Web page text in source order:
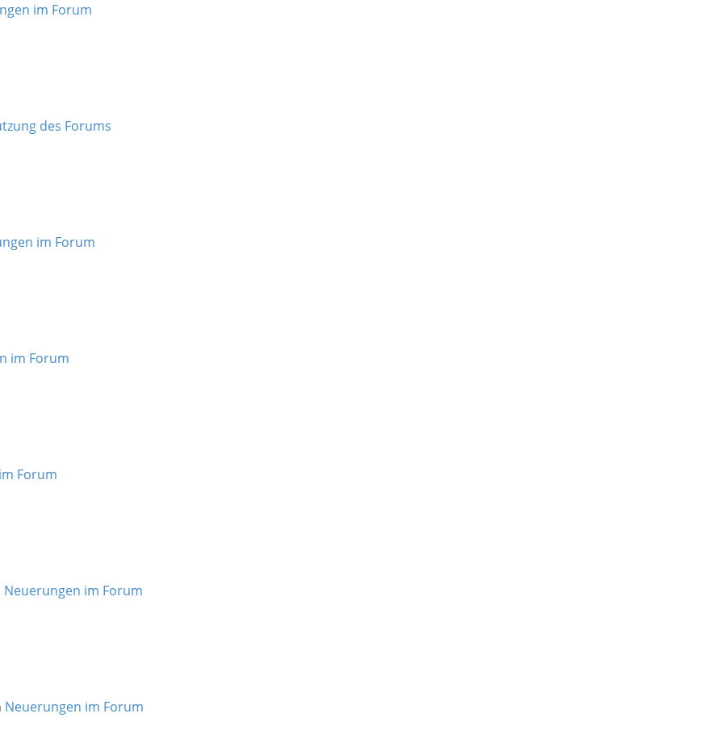
im Forum
des Forums
im Forum
im Forum
Forum
Neuerungen im Forum
Neuerungen im Forum